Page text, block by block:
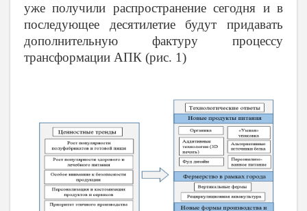
уже получили распространение сегодня и в
последующее десятилетие будут придавать
дополнительную фактуру процессу
трансформации АПК (рис. 1)